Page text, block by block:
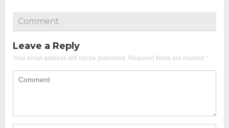
Comment
Leave a Reply
Your email address will not be published. Required fields are marked *